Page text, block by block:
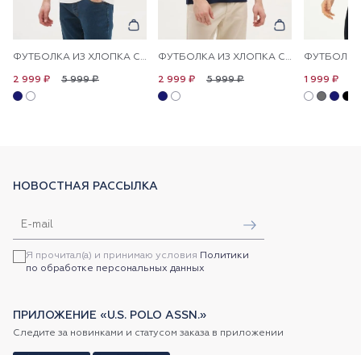
ФУТБОЛКА ИЗ ХЛОПКА С НАДПИСЬЮ
5 999 ₽
2 999 ₽
ФУТБОЛКА ИЗ ХЛОПКА С НАДПИСЬЮ
5 999 ₽
2 999 ₽ 1 999 ₽
НОВОСТНАЯ РАССЫЛКА
Я прочитал(а) и принимаю условия Политики
по обработке персональных данных
ПРИЛОЖЕНИЕ «U.S. POLO ASSN.»
Следите за новинками и статусом заказа в приложении